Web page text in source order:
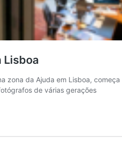
Lisboa
da Ajuda em Lisboa,
de várias gerações